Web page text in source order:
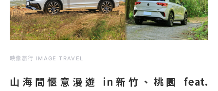
映像旅行 IMAGE TRAVEL
山海間愜意漫遊 in新竹、桃園 feat.